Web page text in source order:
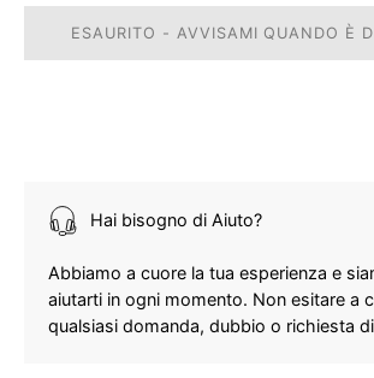
ESAURITO - AVVISAMI QUANDO È
Hai bisogno di Aiuto?
Abbiamo a cuore la tua esperienza e
aiutarti in ogni momento. Non esitare a
qualsiasi domanda, dubbio o richiesta